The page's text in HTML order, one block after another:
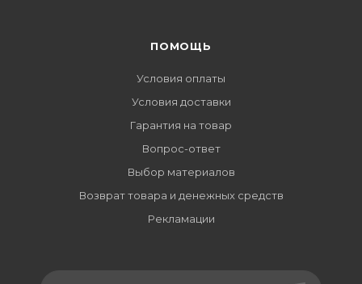
ПОМОЩЬ
Условия оплаты
Условия доставки
Гарантия на товар
Вопрос-ответ
Выбор материалов
Возврат товара и денежных средств
Рекламации